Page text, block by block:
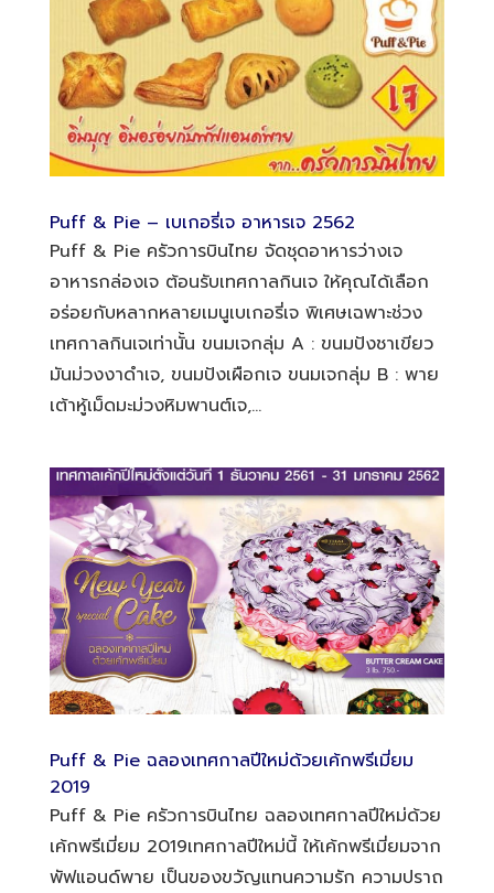
Puff & Pie – เบเกอรี่เจ อาหารเจ 2562
Puff & Pie ครัวการบินไทย จัดชุดอาหารว่างเจ
อาหารกล่องเจ ต้อนรับเทศกาลกินเจ ให้คุณได้เลือก
อร่อยกับหลากหลายเมนูเบเกอรี่เจ พิเศษเฉพาะช่วง
เทศกาลกินเจเท่านั้น ขนมเจกลุ่ม A : ขนมปังชาเขียว
มันม่วงงาดำเจ, ขนมปังเผือกเจ ขนมเจกลุ่ม B : พาย
เต้าหู้เม็ดมะม่วงหิมพานต์เจ,...
Puff & Pie ฉลองเทศกาลปีใหม่ด้วยเค้กพรีเมี่ยม
2019
Puff & Pie ครัวการบินไทย ฉลองเทศกาลปีใหม่ด้วย
เค้กพรีเมี่ยม 2019เทศกาลปีใหม่นี้ ให้เค้กพรีเมี่ยมจาก
พัฟแอนด์พาย เป็นของขวัญแทนความรัก ความปราถ